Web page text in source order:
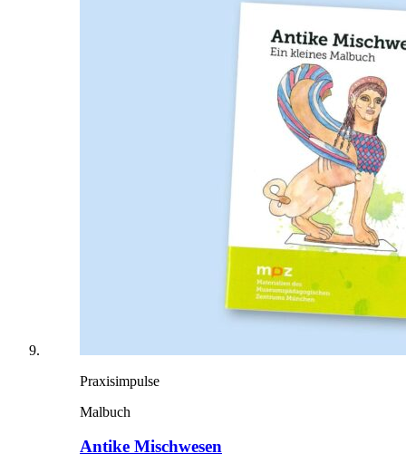
Praxisimpulse
Malbuch
Antike Mischwesen